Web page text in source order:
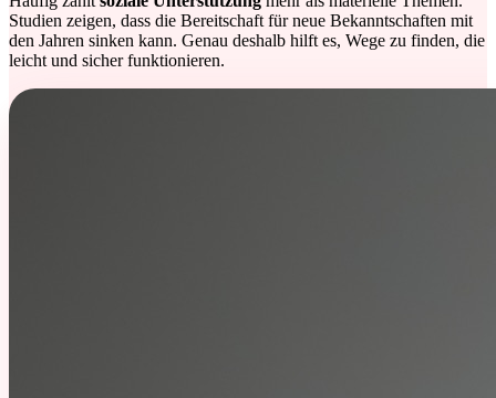
Studien zeigen, dass die Bereitschaft für neue Bekanntschaften mit
den Jahren sinken kann. Genau deshalb hilft es, Wege zu finden, die
leicht und sicher funktionieren.